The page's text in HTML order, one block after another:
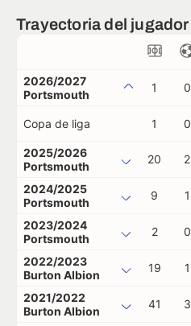
Trayectoria del jugador
2026/2027
Portsmouth
1 0
Copa de liga 1 0
2025/2026
Portsmouth
20 2
2024/2025
Portsmouth
9 1
2023/2024
Portsmouth
2 0
2022/2023
Burton Albion
19 1
2021/2022
Burton Albion
41 3